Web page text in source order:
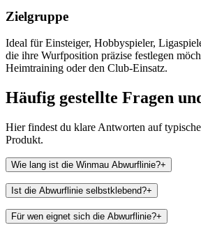
Zielgruppe
Ideal für Einsteiger, Hobbyspieler,
die ihre Wurfposition präzise festlegen
Heimtraining oder den Club-Einsatz.
Häufig gestellte Fragen
Hier findest du klare Antworten auf
Produkt.
Wie lang ist die Winmau Abwurflinie?+
Ist die Abwurflinie selbstklebend?+
Für wen eignet sich die Abwurflinie?+